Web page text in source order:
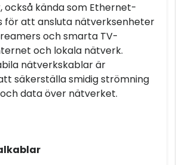
också kända som Ethernet-
för att ansluta nätverksenheter
och smarta TV-
och lokala nätverk.
nätverkskablar är
säkerställa smidig strömning
data över nätverket.